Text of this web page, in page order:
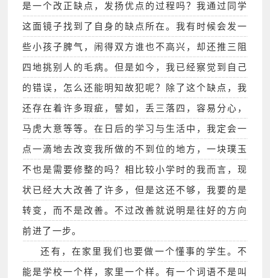
是一个改正缺点，发扬优点的过程吗？我通过同学
这面镜子找到了自身的缺点所在。我有时候会发一
些小孩子脾气，闹得双方谁也不高兴，却还推三阻
四地挑别人的毛病。但是如今，我已经察觉到自己
的错误，怎么还能明知故犯呢？除了这个缺点，我
还存在着许多瑕疵，譬如，丢三落四，容易分心，
马虎大意等等。在日后的学习与生活中，我定会一
点一滴地去改变我所做的不到位的地方，一块璞玉
不也是需要修整的吗？相比较小学时的我而言，现
状已经大大改善了许多，但是这还不够，我要的是
转变，而不是改善。不过改善就说明是往好的方向
前进了一步。
还有，在家里我们也要做一个懂事的学生。不
能是学校一个样，家里一个样。有一个词语不是叫